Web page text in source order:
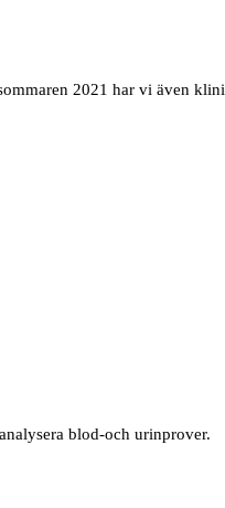
2021 har vi även
blod-och urinprover.